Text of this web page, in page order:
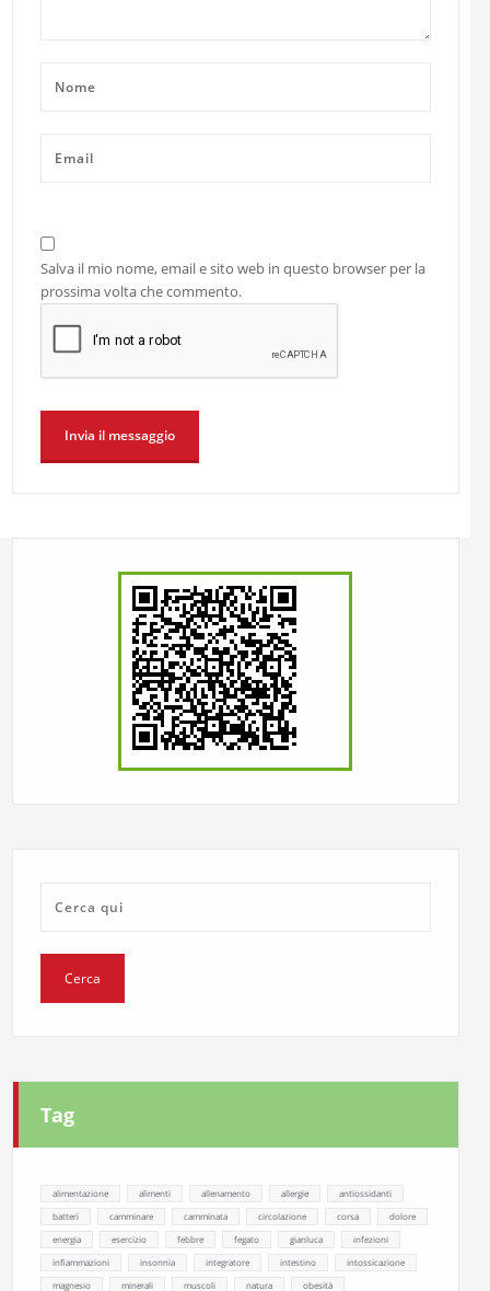
Salva il mio nome, email e sito web in questo browser per la
prossima volta che commento.
Tag
alimentazione alimenti allenamento allergie
antiossidanti
batteri
camminare camminata circolazione corsa
dolore
energia
esercizio febbre fegato gianluca
infezioni
infiammazioni
insonnia integratore intestino
intossicazione
magnesio
minerali muscoli natura
obesità